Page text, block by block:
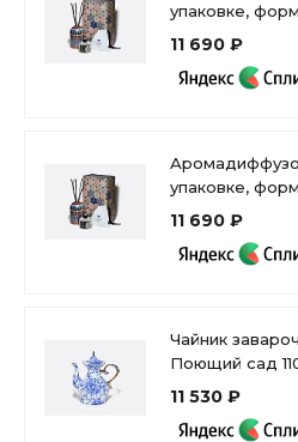
упаковке,
Готический 2,
11 690 ₽
упаковке,
Готический 2,
11 690 ₽
Чайник
Поющий сад
80.00646.00.1
11 530 ₽